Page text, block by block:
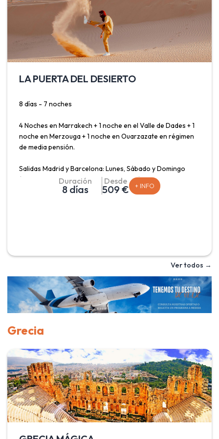
LA PUERTA DEL DESIERTO
8 días - 7 noches
4 Noches en Marrakech + 1 noche en el Valle de Dades + 1
noche en Merzouga + 1 noche en Ouarzazate en régimen
de media pensión.
Salidas Madrid y Barcelona: Lunes, Sábado y Domingo
(consultar salida desde otras ciudades)
majestuoso minarete, torre gemela de la Giralda de Sevilla
y las Tumbas Saadies, dinastía que hizo grande esta
ciudad. Recorre el Atlas hasta llegar al desierto, donde
conocerás a los bereberes. El programa La Puerta del
Desierto es el recorrido ideal para un primer contacto con
Marruecos.
Duración
8 días
Desde
509 € + INFO
Ver todos →
Grecia